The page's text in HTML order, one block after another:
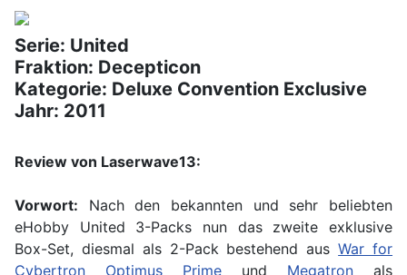
Serie: United
Fraktion: Decepticon
Kategorie: Deluxe Convention Exclusive
Jahr: 2011
Review von Laserwave13:
Vorwort: Nach den bekannten und sehr beliebten
eHobby United 3-Packs nun das zweite exklusive
Box-Set, diesmal als 2-Pack bestehend ausWar for
Cybertron Optimus Prime und Megatron als